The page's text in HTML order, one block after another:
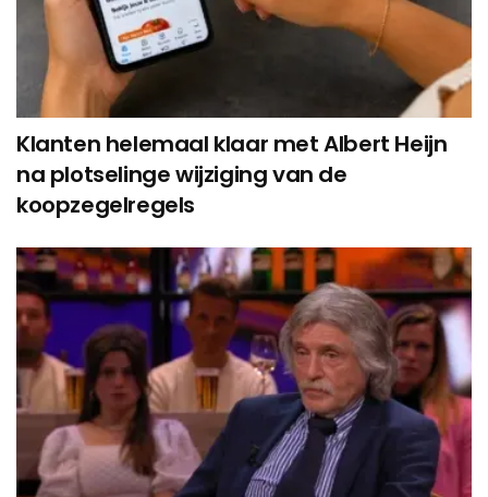
Klanten helemaal klaar met Albert Heijn
na plotselinge wijziging van de
koopzegelregels